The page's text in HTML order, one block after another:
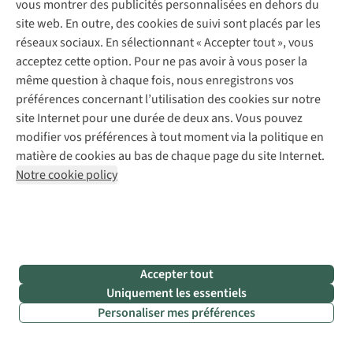
obtenir
une
image
nette,
vous
avez
besoin
d'un
apport
vous
savoir
dans
devez-
vous
savoir
sur
l'objectif
?
Sur
vous montrer des publicités personnalisées en dehors du
site web. En outre, des cookies de suivi sont placés par les
réseaux sociaux. En sélectionnant « Accepter tout », vous
acceptez cette option. Pour ne pas avoir à vous poser la
même question à chaque fois, nous enregistrons vos
préférences concernant l’utilisation des cookies sur notre
site Internet pour une durée de deux ans. Vous pouvez
modifier vos préférences à tout moment via la politique en
matière de cookies au bas de chaque page du site Internet.
Notre cookie policy
Accepter tout
Uniquement les essentiels
Personaliser mes préférences